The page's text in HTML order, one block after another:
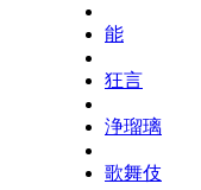
能
狂言
浄瑠璃
歌舞伎